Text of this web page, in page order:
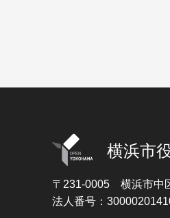
横浜市
〒231-0005 横浜市中
法人番号：